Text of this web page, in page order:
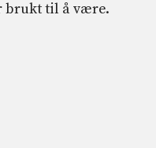
brukt til å være.